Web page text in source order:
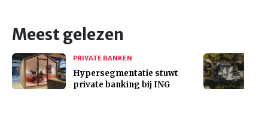
Meest gelezen
PRIVATE BANKEN
Hypersegmentatie stuwt
private banking bij ING